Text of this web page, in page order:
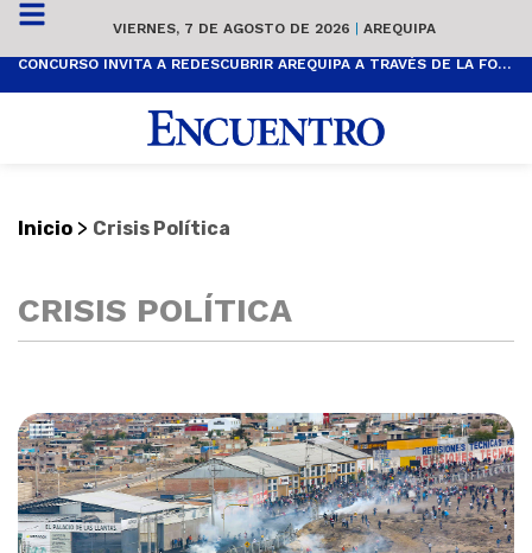
VIERNES, 7 DE AGOSTO DE 2026 | AREQUIPA
CONCURSO INVITA A REDESCUBRIR AREQUIPA A TRAVÉS DE LA FOTOGRAFÍA
Inicio > Crisis Política
CRISIS POLÍTICA